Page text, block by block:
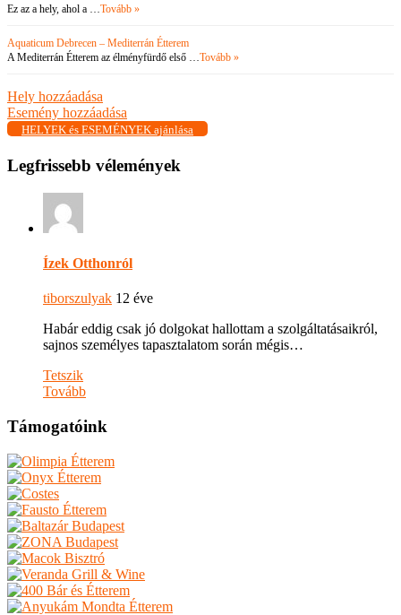
Ez az a hely, ahol a …Tovább »
Aquaticum Debrecen – Mediterrán Étterem
A Mediterrán Étterem az élményfürdő első …Tovább »
Hely hozzáadása
Esemény hozzáadása
HELYEK és ESEMÉNYEK ajánlása
Legfrissebb vélemények
Ízek Otthonról
tiborszulyak 12 éve
Habár eddig csak jó dolgokat hallottam a szolgáltatásaikról,
sajnos személyes tapasztalatom során mégis…
Tetszik
Tovább
Támogatóink